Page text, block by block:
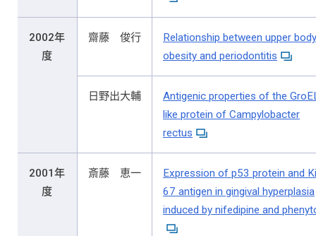
2002年
度
齋藤 俊行
Relationship between upper body
obesity and periodontitis
日野出大輔
Antigenic properties of the
like protein of Campylobacter
rectus
2001年
度
斎藤 恵一
Expression of p53 protein and
67 antigen in gingival hyperplasia
induced by nifedipine and